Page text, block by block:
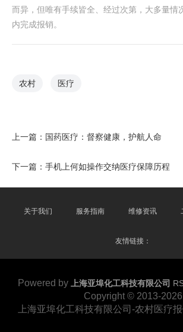
而异，但唯有手续皆全、经过次第，大多量情
内完成报销。
农村 医疗
上一篇： 国药医疗：督察健康，护航人命
下一篇： 手机上何如操作交纳医疗保障历程
关于我们 服务指南 维修资讯
友情链接：
Powered by 上海亚埠化工科技有限公司
Copyright © 2013-2026
上海亚埠化工科技有限公司-农村医疗